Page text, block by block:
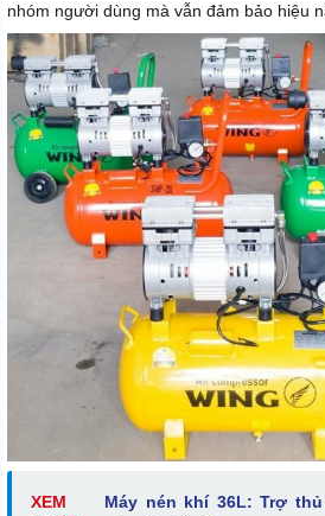
nhóm người dùng mà vẫn đảm bảo hiệu
XEM
Máy nén khí 36L: Trợ